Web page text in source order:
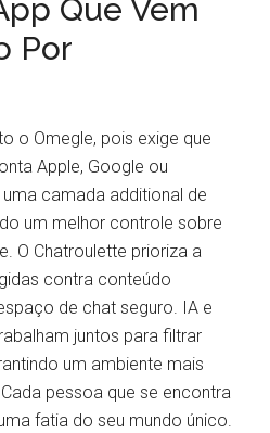
Que Vem
Por
o Omegle, pois exige que
Apple, Google ou
camada additional de
um melhor controle sobre
O Chatroulette prioriza a
contra conteúdo
de chat seguro. IA e
juntos para filtrar
um ambiente mais
pessoa que se encontra
fatia do seu mundo único.